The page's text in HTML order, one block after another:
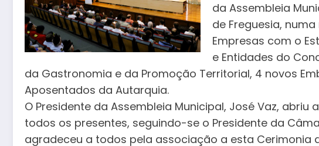
da Assembleia
de Freguesia,
Empresas com o
e Entidades do
da Gastronomia e da Promoção Territorial, 4 novos
Aposentados da Autarquia.
O Presidente da Assembleia Municipal, José Vaz, abriu
todos os presentes, seguindo-se o Presidente da
agradeceu a todos pela associação a esta Cerimonia